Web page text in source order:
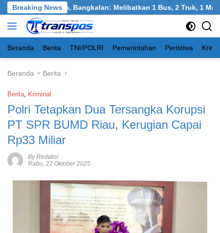
Langsung
ke
konten
Breaking News
Burneh, Bangkalan: Melibatkan 1 Bus, 2 Truk, 1 Mobil, 1
Beranda Berita TNI/POLRI Pemerintahan Peristiwa
Beranda Berita
Berita, Kriminal
Polri Tetapkan Dua Tersangka Korupsi
PT SPR BUMD Riau, Kerugian Capai
Rp33 Miliar
By Redaksi
Rabu, 22 Oktober 2025